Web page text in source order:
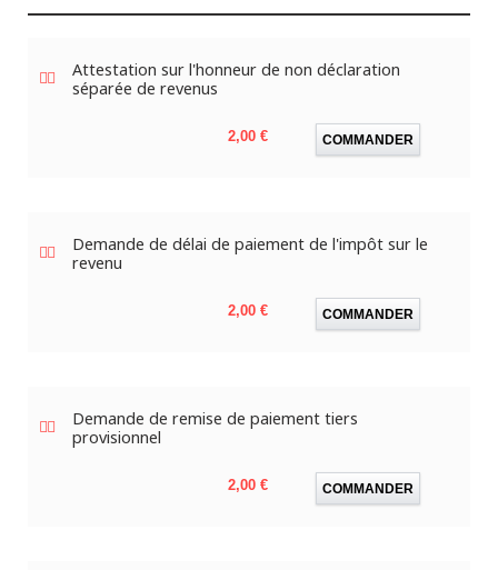
Attestation sur l'honneur de non déclaration
séparée de revenus
Prix
2,00 € COMMANDER
Demande de délai de paiement de l'impôt sur le
revenu
Prix
2,00 € COMMANDER
Demande de remise de paiement tiers
provisionnel
Prix
2,00 € COMMANDER